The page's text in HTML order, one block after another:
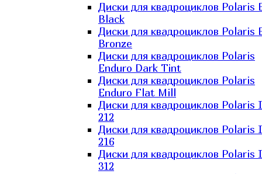
Диски для квадроциклов Polaris
Black
Диски для квадроциклов Polaris
Bronze
Диски для квадроциклов Polaris
Enduro Dark Tint
Диски для квадроциклов Polaris
Enduro Flat Mill
Диски для квадроциклов Polaris
212
Диски для квадроциклов Polaris
216
Диски для квадроциклов Polaris
312